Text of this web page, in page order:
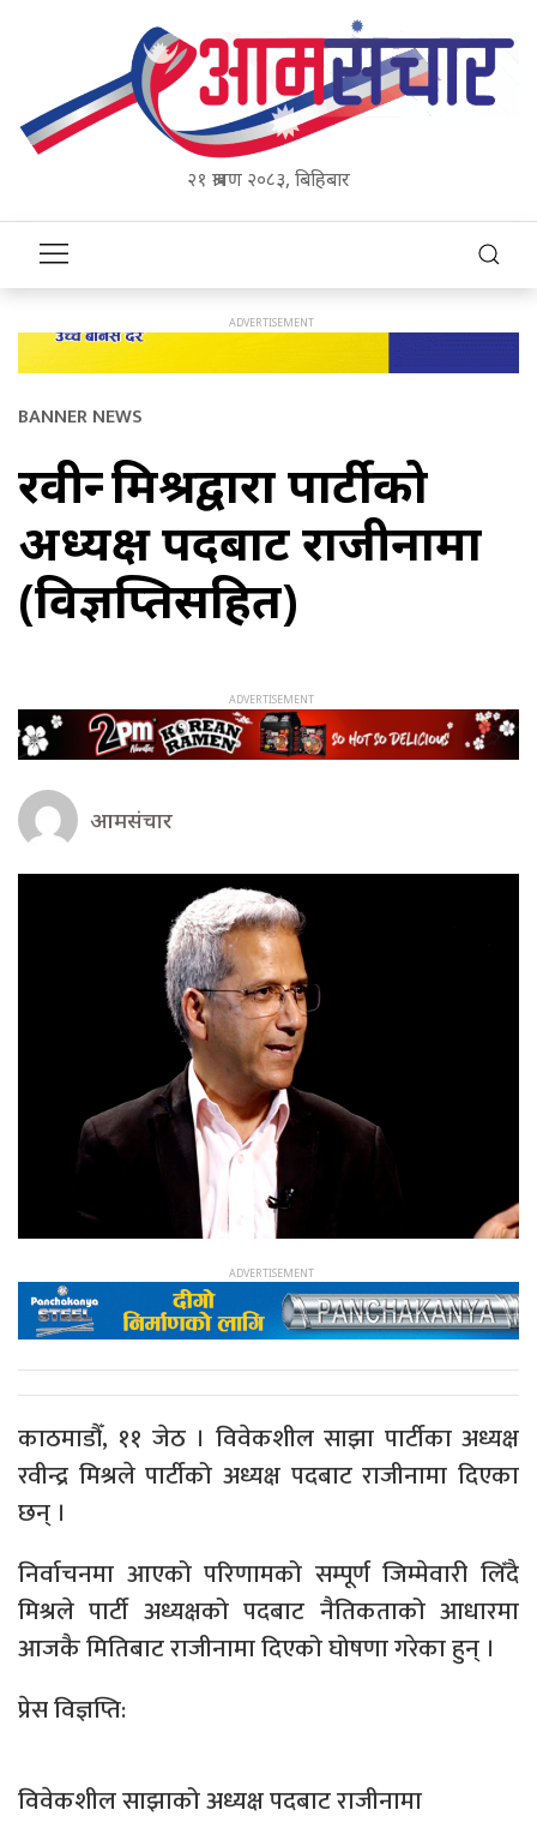
२१ श्रावण २०८३, बिहिबार
BANNER NEWS
रवीन्द्र मिश्रद्वारा पार्टीको
अध्यक्ष पदबाट राजीनामा
(विज्ञप्तिसहित)
आमसंचार
काठमाडौँ, ११ जेठ । विवेकशील साझा पार्टीका अध्यक्ष
रवीन्द्र मिश्रले पार्टीको अध्यक्ष पदबाट राजीनामा दिएका
छन् ।
निर्वाचनमा आएको परिणामको सम्पूर्ण जिम्मेवारी लिँदै
मिश्रले पार्टी अध्यक्षको पदबाट नैतिकताको आधारमा
आजकै मितिबाट राजीनामा दिएको घोषणा गरेका हुन् ।
प्रेस विज्ञप्ति:
विवेकशील साझाको अध्यक्ष पदबाट राजीनामा